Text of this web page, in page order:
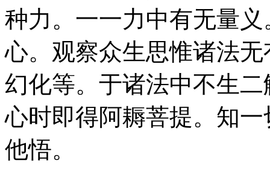
种力。一一力中有无量
心。观察众生思惟诸法
幻化等。于诸法中不生
心时即得阿耨菩提。知
他悟。